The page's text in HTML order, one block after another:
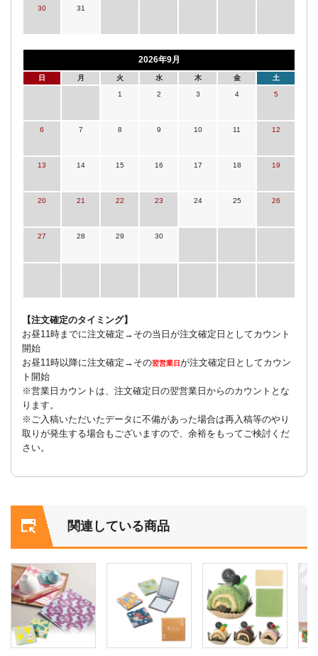
30 31
2026年9月
日 月 火 水 木 金 土
1 2 3 4 5
6 7 8 9 10 11 12
13 14 15 16 17 18 19
20 21 22 23 24 25 26
27 28 29 30
【注文確定のタイミング】
お昼11時までに注文確定→その当日が注文確定日としてカウント
開始
お昼11時以降に注文確定→その翌営業日が注文確定日としてカウン
ト開始
※営業日カウントは、注文確定日の翌営業日からのカウントとな
ります。
※ご入稿いただいたデータに不備があった場合は再入稿等のやり
取りが発生する場合もございますので、余裕をもってご検討くだ
さい。
関連している商品